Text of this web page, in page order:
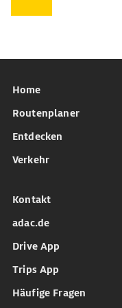
Home
Routenplaner
Entdecken
Verkehr
Kontakt
adac.de
Drive App
Trips App
Häufige Fragen